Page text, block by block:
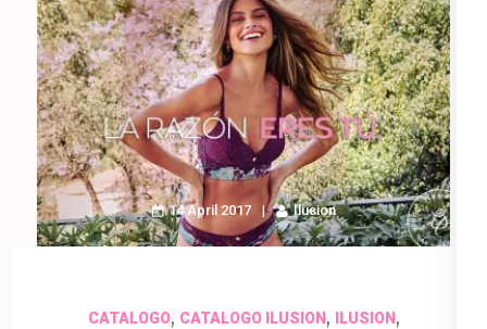
14 April 2017 Ilusion
CATALOGO, CATALOGO ILUSION, ILUSION,